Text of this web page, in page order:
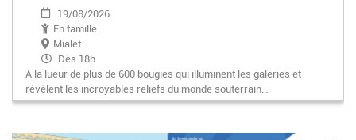
19/08/2026
En famille
Mialet
Dès 18h
A la lueur de plus de 600 bougies qui illuminent les galeries et
révèlent les incroyables reliefs du monde souterrain…